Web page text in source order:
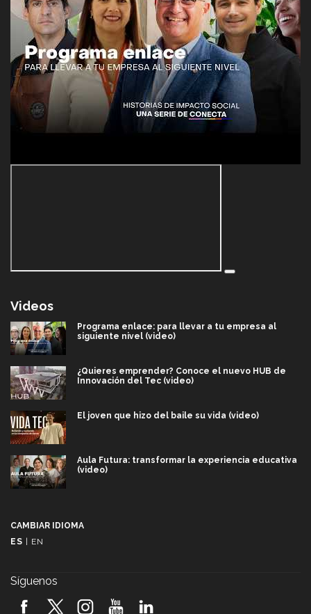
Videos
Programa enlace: para llevar a tu empresa al
siguiente nivel (video)
¿Quieres emprender? Conoce el nuevo HUB de
Innovación del Tec (video)
El joven que hizo del baile su vida (video)
Aula Futura: transformar la experiencia educativa
(video)
2026! (video)
CAMBIAR IDIOMA
ES | EN
Síguenos